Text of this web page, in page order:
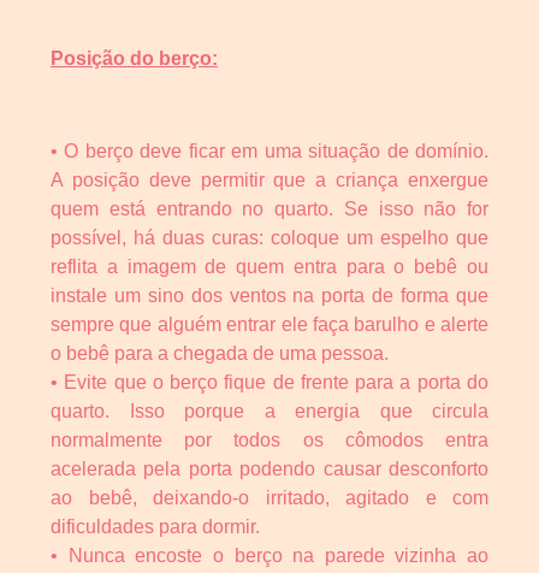
Posição do berço:
• O berço deve ficar em uma situação de domínio.
A posição deve permitir que a criança enxergue
quem está entrando no quarto. Se isso não for
possível, há duas curas: coloque um espelho que
reflita a imagem de quem entra para o bebê ou
instale um sino dos ventos na porta de forma que
sempre que alguém entrar ele faça barulho e alerte
o bebê para a chegada de uma pessoa.
• Evite que o berço fique de frente para a porta do
quarto. Isso porque a energia que circula
normalmente por todos os cômodos entra
acelerada pela porta podendo causar desconforto
ao bebê, deixando-o irritado, agitado e com
dificuldades para dormir.
• Nunca encoste o berço na parede vizinha ao